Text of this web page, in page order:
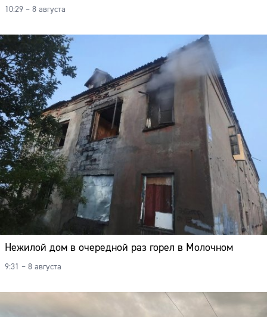
10:29 – 8 августа
Нежилой дом в очередной раз горел в Молочном
9:31 – 8 августа